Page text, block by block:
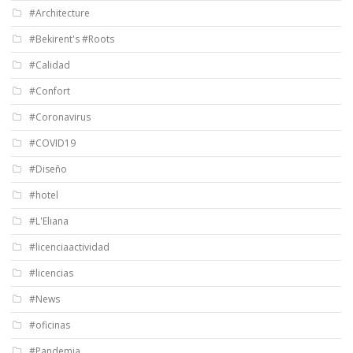
#Architecture
#Bekirent's #Roots
#Calidad
#Confort
#Coronavirus
#COVID19
#Diseño
#hotel
#L'Eliana
#licenciaactividad
#licencias
#News
#oficinas